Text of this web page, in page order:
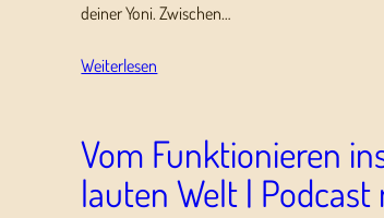
deiner Yoni. Zwischen…
Weiterlesen
Vom Funktionieren
lauten Welt |